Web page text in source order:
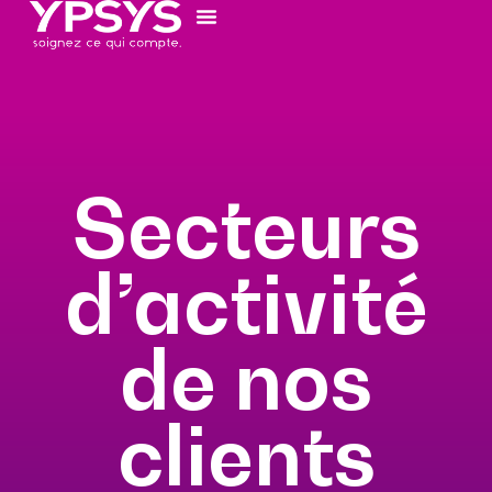
Secteurs
d’activité
de nos
clients